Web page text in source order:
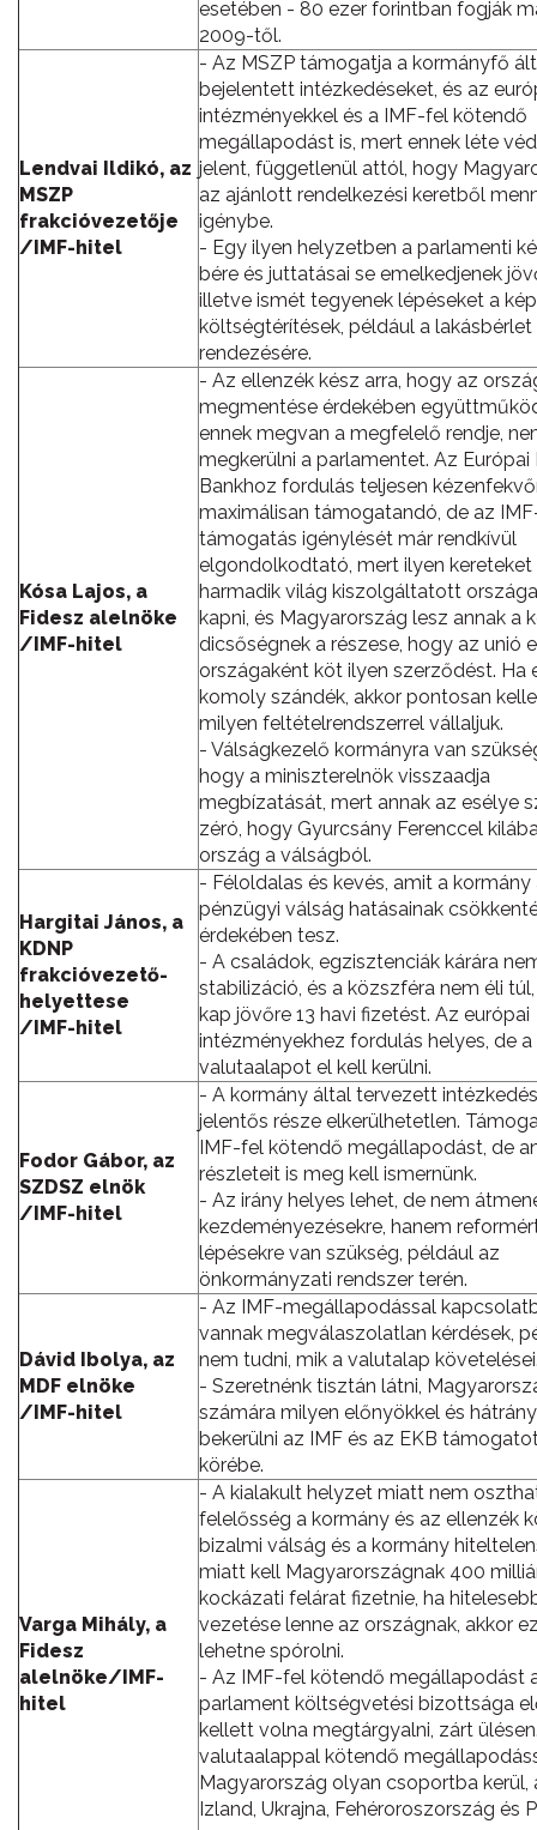
esetében - 80 ezer forintban fogják
2009-től.
Lendvai Ildikó, az
MSZP
frakcióvezetője
/IMF-hitel
- Az MSZP támogatja a kormányfő
bejelentett intézkedéseket, és az
intézményekkel és a IMF-fel kötendő
megállapodást is, mert ennek léte
jelent, függetlenül attól, hogy
az ajánlott rendelkezési keretből
igénybe.
- Egy ilyen helyzetben a parlamenti
bére és juttatásai se emelkedjenek
illetve ismét tegyenek lépéseket a
költségtérítések, például a lakásbérlet
rendezésére.
Kósa Lajos, a
Fidesz alelnöke
/IMF-hitel
- Az ellenzék kész arra, hogy az
megmentése érdekében
ennek megvan a megfelelő rendje,
megkerülni a parlamentet. Az
Bankhoz fordulás teljesen
maximálisan támogatandó, de az
támogatás igénylését már rendkívül
elgondolkodtató, mert ilyen kereteket
harmadik világ kiszolgáltatott
kapni, és Magyarország lesz annak a
dicsőségnek a részese, hogy az unió
országaként köt ilyen szerződést. Ha
komoly szándék, akkor pontosan
milyen feltételrendszerrel vállaljuk.
- Válságkezelő kormányra van
hogy a miniszterelnök visszaadja
megbízatását, mert annak az esélye
zéró, hogy Gyurcsány Ferenccel
ország a válságból.
Hargitai János, a
KDNP
frakcióvezető-
helyettese
/IMF-hitel
- Féloldalas és kevés, amit a kormány
pénzügyi válság hatásainak
érdekében tesz.
- A családok, egzisztenciák kárára
stabilizáció, és a közszféra nem éli
kap jövőre 13 havi fizetést. Az európai
intézményekhez fordulás helyes, de a
valutaalapot el kell kerülni.
Fodor Gábor, az
SZDSZ elnök
/IMF-hitel
- A kormány által tervezett
jelentős része elkerülhetetlen.
IMF-fel kötendő megállapodást, de
részleteit is meg kell ismernünk.
- Az irány helyes lehet, de nem
kezdeményezésekre, hanem
lépésekre van szükség, például az
önkormányzati rendszer terén.
Dávid Ibolya, az
MDF elnöke
/IMF-hitel
- Az IMF-megállapodással
vannak megválaszolatlan kérdések,
nem tudni, mik a valutalap
- Szeretnénk tisztán látni,
számára milyen előnyökkel és
bekerülni az IMF és az EKB
körébe.
Varga Mihály, a
Fidesz
alelnöke/IMF-
hitel
- A kialakult helyzet miatt nem
felelősség a kormány és az ellenzék
bizalmi válság és a kormány
miatt kell Magyarországnak 400
kockázati felárat fizetnie, ha
vezetése lenne az országnak, akkor
lehetne spórolni.
- Az IMF-fel kötendő megállapodást
parlament költségvetési bizottsága
kellett volna megtárgyalni, zárt
valutaalappal kötendő
Magyarország olyan csoportba kerül,
Izland, Ukrajna, Fehéroroszország és